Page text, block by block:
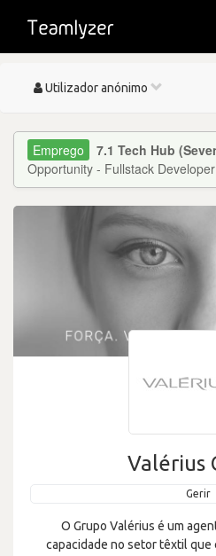
Toggle
Utilizador anónimo
7.1 Tech Hub
Opportunity - Fullstack
Valérius
Gerir
O Grupo Valérius é um
capacidade no setor têxtil que